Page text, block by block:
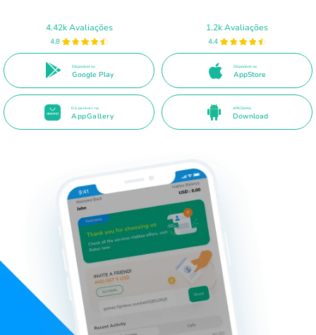
4.42k Avaliações
4.8
Disponível no
Google Play
1.2k Avaliações
4.4
Disponível na
AppStore
Disponível na
AppGallery
APK Direto
Download